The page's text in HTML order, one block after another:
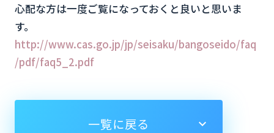
心配な方は一度ご覧になっておくと良いと思いま
す。
http://www.cas.go.jp/jp/seisaku/bangoseido/faq
/pdf/faq5_2.pdf
一覧に戻る